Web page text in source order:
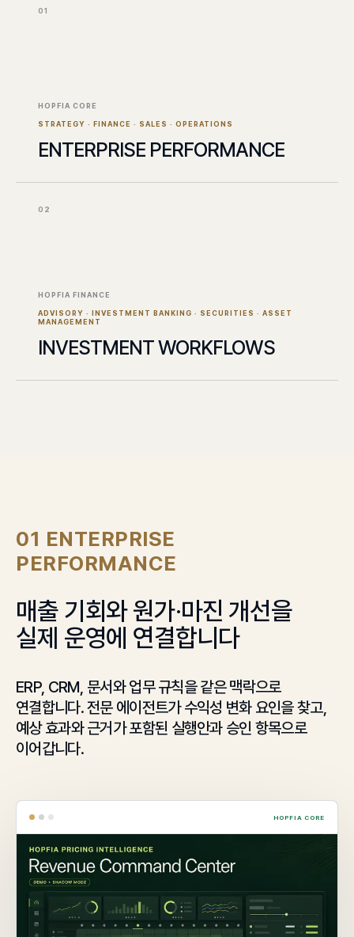
01
HOPFIA CORE
STRATEGY · FINANCE · SALES · OPERATIONS
ENTERPRISE PERFORMANCE
02
HOPFIA FINANCE
ADVISORY · INVESTMENT BANKING · SECURITIES · ASSET
MANAGEMENT
INVESTMENT WORKFLOWS
01 ENTERPRISE
PERFORMANCE
매출 기회와 원가·마진 개선을
실제 운영에 연결합니다
ERP, CRM, 문서와 업무 규칙을 같은 맥락으로
연결합니다. 전문 에이전트가 수익성 변화 요인을 찾고,
예상 효과와 근거가 포함된 실행안과 승인 항목으로
이어갑니다.
HOPFIA CORE